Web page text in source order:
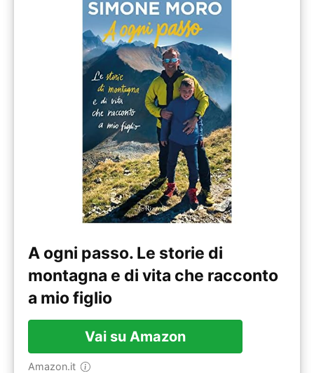
A ogni passo. Le storie di
montagna e di vita che racconto
a mio figlio
Vai su Amazon
Amazon.it